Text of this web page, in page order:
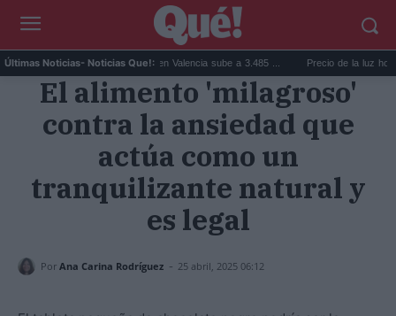
Últimas Noticias- Noticias Que!:
El precio de la vivienda en Valencia sube a 3.485 ... Precio de la luz hoy,
El alimento 'milagroso'
contra la ansiedad que
actúa como un
tranquilizante natural y
es legal
Por Ana Carina Rodríguez - 25 abril, 2025 06:12